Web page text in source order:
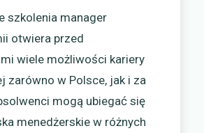
szkolenia manager
otwiera przed
wiele możliwości kariery
zarówno w Polsce, jak i za
mogą ubiegać się
menedżerskie w różnych